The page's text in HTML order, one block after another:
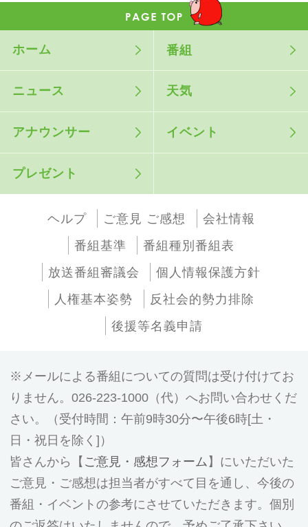
ホーム 番組
ニュース 天気
アナウンサー イベント
プレゼント
ヘルプ ご意見 ご感想
会社情報
番組基準
番組種別番組表
放送番組審議会
個人情報保護方針
人権基本姿勢
反社会的勢力排除
後援等名義申請
メールによる番組についての質問は受け付けてお
りません。026-223-1000（代）へお問い合わせくだ
さい。（受付時間：午前9時30分〜午後6時[土・
日・祝日を除く]）
皆さんから【 ご意見・感想フォーム 】にいただいた
ご意見・ご感想は担当者がすべて目を通し、今後の
番組・イベントの参考にさせていただきます。個別